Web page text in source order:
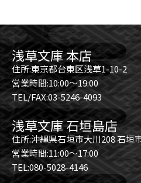
浅草文庫 本店
住所:東京都台東区浅草1-10-2
営業時間:10:00～19:00
TEL/FAX:03-5246-4093
浅草文庫 石垣島店
住所:沖縄県石垣市大川208 石垣
営業時間:11:00～17:00
TEL:080-5028-4146